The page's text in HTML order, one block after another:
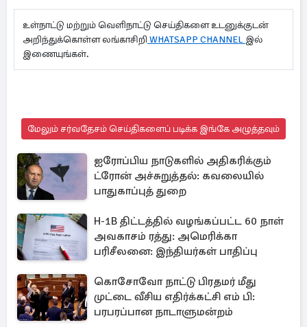
உள்நாட்டு மற்றும் வெளிநாட்டு செய்திகளை உடனுக்குடன்
அறிந்துக்கொள்ள லங்காசிறி WHATSAPP CHANNEL இல்
இணையுங்கள்.
மேலும் சர்வதேசம் செய்திகளைப் படிக்க இங்கே அழுத்தவும்
ஐரோப்பிய நாடுகளில் அதிகரிக்கும்
ட்ரோன் அச்சுறுத்தல்: கவலையில்
பாதுகாப்புத் துறை
H-1B திட்டத்தில் வழங்கப்பட்ட 60 நாள்
அவகாசம் ரத்து: அமெரிக்கா
பரிசீலனை: இந்தியர்கள் பாதிப்பு
கொசோவோ நாட்டு பிரதமர் மீது
முட்டை வீசிய எதிர்க்கட்சி எம் பி:
பரபரப்பான நாடாளுமன்றம்